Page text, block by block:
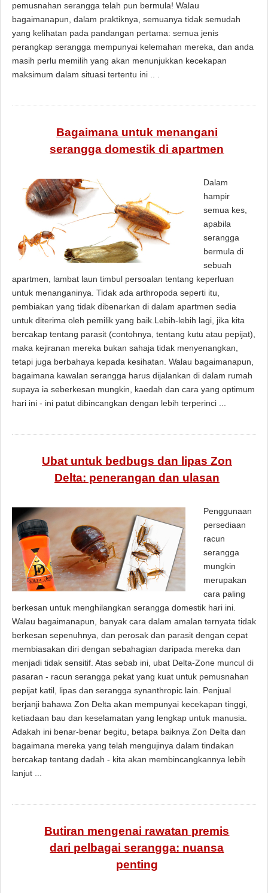
pemusnahan serangga telah pun bermula! Walau
bagaimanapun, dalam praktiknya, semuanya tidak semudah
yang kelihatan pada pandangan pertama: semua jenis
perangkap serangga mempunyai kelemahan mereka, dan anda
masih perlu memilih yang akan menunjukkan kecekapan
maksimum dalam situasi tertentu ini .. .
Bagaimana untuk menangani
serangga domestik di apartmen
Dalam
hampir
semua kes,
apabila
serangga
bermula di
sebuah
apartmen, lambat laun timbul persoalan tentang keperluan
untuk menanganinya. Tidak ada arthropoda seperti itu,
pembiakan yang tidak dibenarkan di dalam apartmen sedia
untuk diterima oleh pemilik yang baik.Lebih-lebih lagi, jika kita
bercakap tentang parasit (contohnya, tentang kutu atau pepijat),
maka kejiranan mereka bukan sahaja tidak menyenangkan,
tetapi juga berbahaya kepada kesihatan. Walau bagaimanapun,
bagaimana kawalan serangga harus dijalankan di dalam rumah
supaya ia seberkesan mungkin, kaedah dan cara yang optimum
hari ini - ini patut dibincangkan dengan lebih terperinci ...
Ubat untuk bedbugs dan lipas Zon
Delta: penerangan dan ulasan
Penggunaan
persediaan
racun
serangga
mungkin
merupakan
cara paling
berkesan untuk menghilangkan serangga domestik hari ini.
Walau bagaimanapun, banyak cara dalam amalan ternyata tidak
berkesan sepenuhnya, dan perosak dan parasit dengan cepat
membiasakan diri dengan sebahagian daripada mereka dan
menjadi tidak sensitif. Atas sebab ini, ubat Delta-Zone muncul di
pasaran - racun serangga pekat yang kuat untuk pemusnahan
pepijat katil, lipas dan serangga synanthropic lain. Penjual
berjanji bahawa Zon Delta akan mempunyai kecekapan tinggi,
ketiadaan bau dan keselamatan yang lengkap untuk manusia.
Adakah ini benar-benar begitu, betapa baiknya Zon Delta dan
bagaimana mereka yang telah mengujinya dalam tindakan
bercakap tentang dadah - kita akan membincangkannya lebih
lanjut ...
Butiran mengenai rawatan premis
dari pelbagai serangga: nuansa
penting